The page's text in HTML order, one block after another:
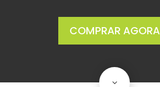
COMPRAR AGORA
scroll